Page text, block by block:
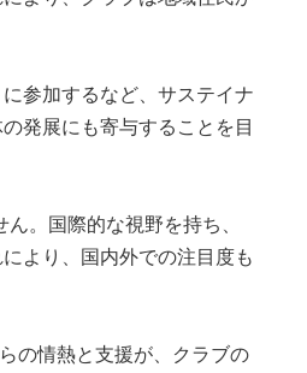
参加するなど、サステイナ
発展にも寄与することを目
。国際的な視野を持ち、
より、国内外での注目度も
の情熱と支援が、クラブの